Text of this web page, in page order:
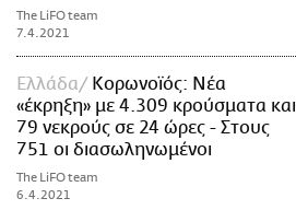
The LiFO team
7.4.2021
Ελλάδα
Κορωνοϊός: Νέα
«έκρηξη» με 4.309 κρούσματα και
79 νεκρούς σε 24 ώρες - Στους
751 οι διασωληνωμένοι
The LiFO team
6.4.2021